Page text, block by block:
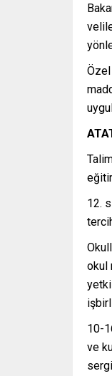
12.
okul
10-
ve